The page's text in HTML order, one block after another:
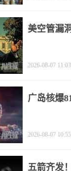
美空管漏
2026-08-07
广岛核爆
2026-08-07
五箭齐发